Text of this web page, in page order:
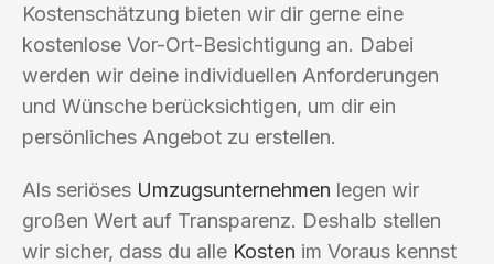
Kostenschätzung bieten wir dir gerne eine
kostenlose Vor-Ort-Besichtigung an. Dabei
werden wir deine individuellen Anforderungen
und Wünsche berücksichtigen, um dir ein
persönliches Angebot zu erstellen.
Als seriöses Umzugsunternehmen legen wir
großen Wert auf Transparenz. Deshalb stellen
wir sicher, dass du alle Kosten im Voraus kennst